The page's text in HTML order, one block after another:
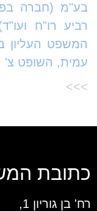
בע"מ (חברה
רביע רו"ח
המשפט העליון
עמית, השופט צ'
>>>
כתובת
רח' בן גוריון 1,